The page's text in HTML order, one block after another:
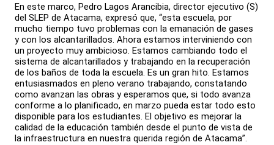
En este marco, Pedro Lagos Arancibia, director ejecutivo (S)
del SLEP de Atacama, expresó que, “esta escuela, por
mucho tiempo tuvo problemas con la emanación de gases
y con los alcantarillados. Ahora estamos interviniendo con
un proyecto muy ambicioso. Estamos cambiando todo el
sistema de alcantarillados y trabajando en la recuperación
de los baños de toda la escuela. Es un gran hito. Estamos
entusiasmados en pleno verano trabajando, constatando
como avanzan las obras y esperamos que, si todo avanza
conforme a lo planificado, en marzo pueda estar todo esto
disponible para los estudiantes. El objetivo es mejorar la
calidad de la educación también desde el punto de vista de
la infraestructura en nuestra querida región de Atacama”.